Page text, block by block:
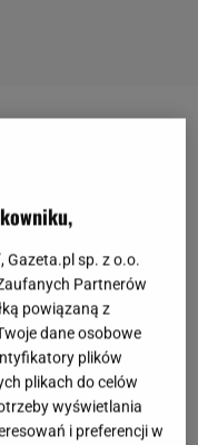
kultury i
w mediach
miłość" oraz
jej
zdradzić męża
mimo
z tradycyjnej
to jednak
Gazeta.pl sp. z o.o.
Partnerów
powiązaną z
dane osobowe
plików
plikach do celów
wyświetlania
i preferencji w